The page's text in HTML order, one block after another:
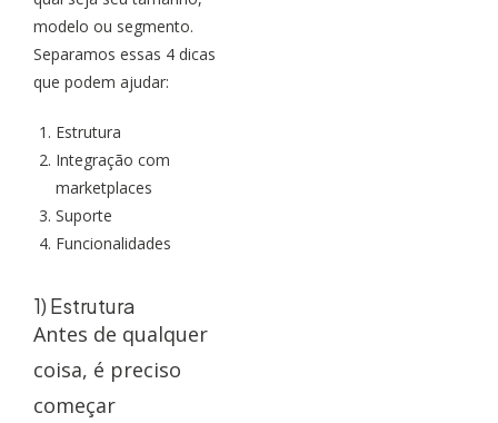
modelo ou segmento.
Separamos essas 4 dicas
que podem ajudar:
Estrutura
Integração com
marketplaces
Suporte
Funcionalidades
1) Estrutura
Antes de qualquer
coisa, é preciso
começar